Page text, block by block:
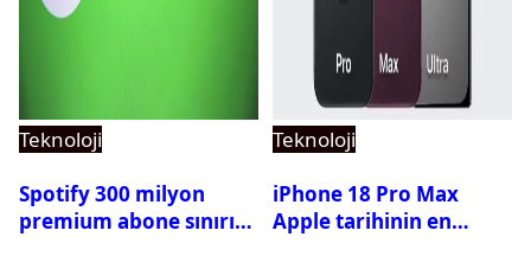
Teknoloji
Spotify 300 milyon
premium abone sınırını
Teknoloji
iPhone 18 Pro Max
Apple tarihinin en